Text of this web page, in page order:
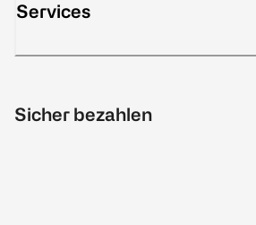
Services
Sicher bezahlen